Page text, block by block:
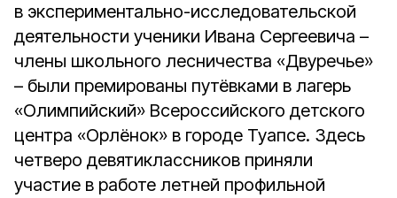
в экспериментально-исследовательской
деятельности ученики Ивана Сергеевича –
члены школьного лесничества «Двуречье»
– были премированы путёвками в лагерь
«Олимпийский» Всероссийского детского
центра «Орлёнок» в городе Туапсе. Здесь
четверо девятиклассников приняли
участие в работе летней профильной